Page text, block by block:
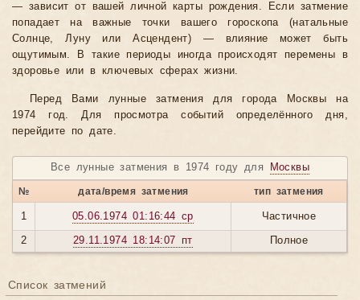
— зависит от вашей личной карты рождения. Если затмение
попадает на важные точки вашего гороскопа (натальные
Солнце, Луну или Асцендент) — влияние может быть
ощутимым. В такие периоды иногда происходят перемены в
здоровье или в ключевых сферах жизни.
Перед Вами лунные затмения для города Москвы на
1974 год. Для просмотра событий определённого дня,
перейдите по дате.
Все лунные затмения в 1974 году для Москвы
№ дата/время затмения тип затмения
1 05.06.1974 01:16:44 ср
Частичное
2
29.11.1974 18:14:07 пт Полное
Список затмений